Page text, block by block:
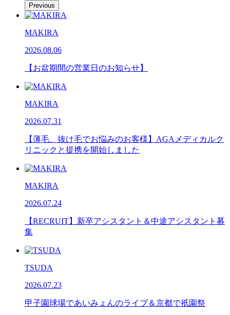
Previous
MAKIRA
2026.08.06
【お盆期間の営業日のお知らせ】
MAKIRA
2026.07.31
【薄毛、抜け毛でお悩みのお客様】AGAメディカルク
リニックと提携を開始しました
MAKIRA
2026.07.24
【RECRUIT】新卒アシスタント＆中途アシスタント募
集
TSUDA
2026.07.23
甲子園球場であいみょんのライブ＆京都で祇園祭